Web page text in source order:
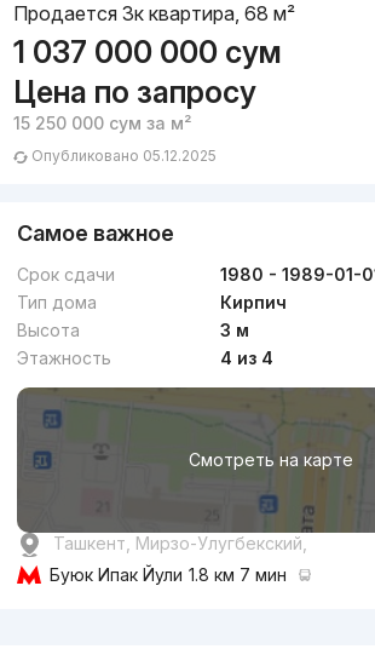
Продается 3к квартира, 68 м²
1 037 000 000 сум
Цена по запросу
15 250 000 сум за м²
Опубликовано 05.12.2025
Самое важное
Срок сдачи
1980 - 1989-01-
Тип дома
Кирпич
Высота
3 м
Этажность
4 из 4
Смотреть на карте
Ташкент, Мирзо-Улугбекский,
Буюк Ипак Йули 1.8 км 7 мин